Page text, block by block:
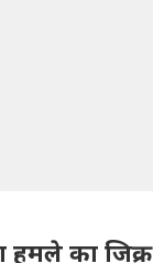
हमले का जिक्र